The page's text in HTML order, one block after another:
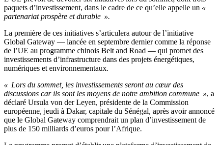
paquets d’investissement, dans le cadre de ce qu’elle appelle un «
partenariat prospère et durable ».
La première de ces initiatives s’articulera autour de l’initiative
Global Gateway — lancée en septembre dernier comme la réponse
de l’UE au programme chinois Belt and Road — qui promet des
investissements d’infrastructure dans des projets énergétiques,
numériques et environnementaux.
« Lors du sommet, les investissements seront au cœur des
discussions car ils sont les moyens de notre ambition commune », a
déclaré Ursula von der Leyen, présidente de la Commission
européenne, jeudi à Dakar, capitale du Sénégal, après avoir annoncé
que le Global Gateway comprendrait un plan d’investissement de
plus de 150 milliards d’euros pour l’Afrique.